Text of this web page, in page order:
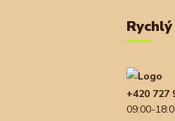
+420 727
09:00-